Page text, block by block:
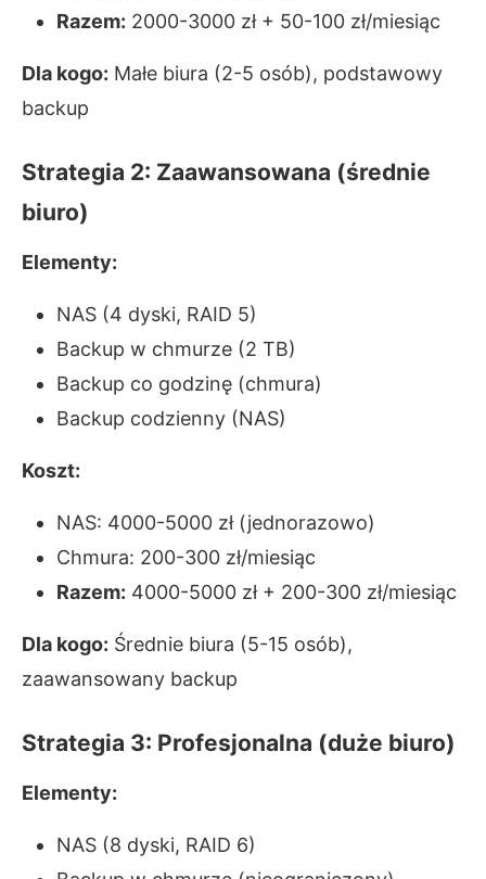
Razem: 2000-3000 zł + 50-100 zł/miesiąc
Dla kogo: Małe biura (2-5 osób), podstawowy
backup
Strategia 2: Zaawansowana (średnie
biuro)
Elementy:
NAS (4 dyski, RAID 5)
Backup w chmurze (2 TB)
Backup co godzinę (chmura)
Backup codzienny (NAS)
Koszt:
NAS: 4000-5000 zł (jednorazowo)
Chmura: 200-300 zł/miesiąc
Razem: 4000-5000 zł + 200-300 zł/miesiąc
Dla kogo: Średnie biura (5-15 osób),
zaawansowany backup
Strategia 3: Profesjonalna (duże biuro)
Elementy:
NAS (8 dyski, RAID 6)